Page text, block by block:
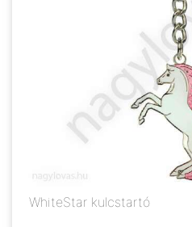
WhiteStar kulcstartó